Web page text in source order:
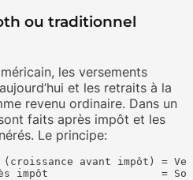
ou traditionnel
les versements
et les retraits à la
revenu ordinaire. Dans un
faits après impôt et les
Le principe:
avant impôt) =
impôt                  =